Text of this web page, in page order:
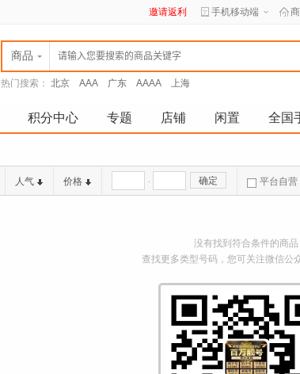
邀请返利 手机移动端
商品
热门搜索： 北京 AAA 广东 AAAA 上海
积分中心 专题 店铺 闲置 全国
人气 价格 - 确定 平台自营
没有找到符合条件的商品
查找更多类型号码，您可关注微信公